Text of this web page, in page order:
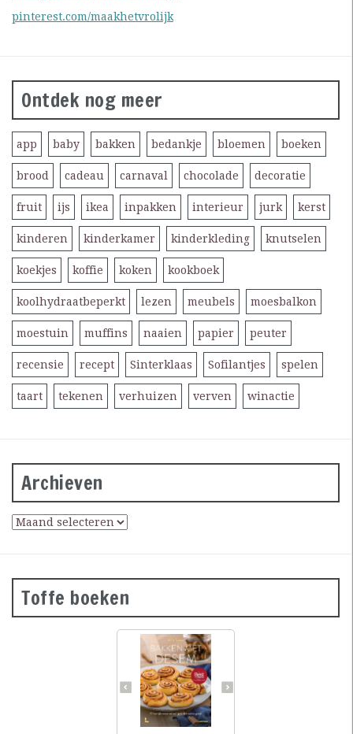
pinterest.com/maakhetvrolijk
Ontdek nog meer
app baby bakken bedankje bloemen boeken
brood cadeau carnaval chocolade decoratie
fruit ijs ikea inpakken interieur jurk kerst
kinderen kinderkamer kinderkleding knutselen
koekjes koffie koken kookboek
koolhydraatbeperkt lezen meubels moesbalkon
moestuin muffins naaien papier peuter
recensie recept Sinterklaas Sofilantjes spelen
taart tekenen verhuizen verven winactie
Archieven
Toffe boeken
Desembrood is
voedzaam, licht
verteerbaar, goed voor de
darmflora én superlekker.
In haar tweede prachtig
geïllustreerde bakboek
verklapt de Sloveense
Anita Sumer de geheimen
van het lekkere brood